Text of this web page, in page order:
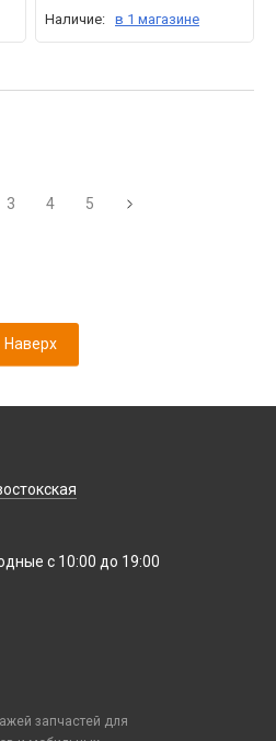
Наличие: в 1 магазине
3 4 5
Наверх
с 10:00 до 19:00
запчастей для